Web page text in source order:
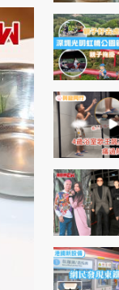
條日報 星島環球